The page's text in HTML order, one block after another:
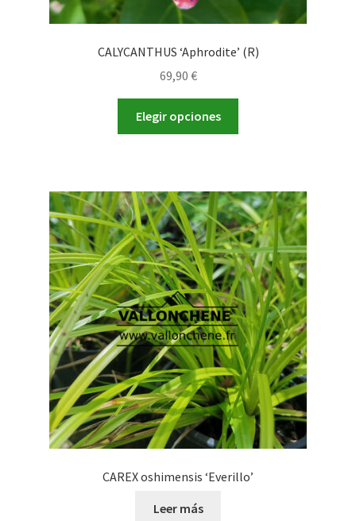
CALYCANTHUS ‘Aphrodite’ (R)
69,90 €
Elegir opciones
Las
opciones
se
pueden
elegir
en
la
página
de
producto
CAREX oshimensis ‘Everillo’
Leer más